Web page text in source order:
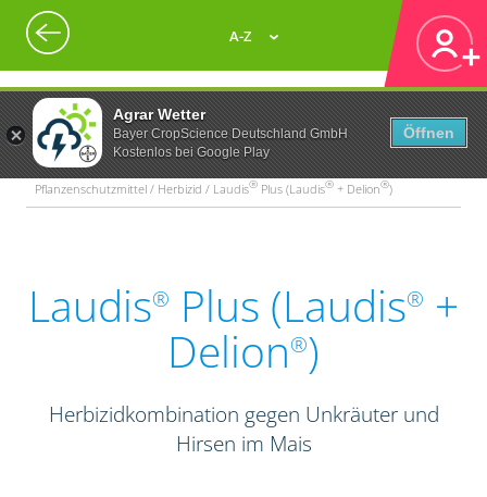
Agrar Wetter
Bayer CropScience Deutschland GmbH
Kostenlos bei Google Play
Öffnen
A-Z
Pflanzenschutzmittel / Herbizid / Laudis® Plus (Laudis® + Delion®)
Laudis® Plus (Laudis® +
Delion®)
Herbizidkombination gegen Unkräuter und
Hirsen im Mais